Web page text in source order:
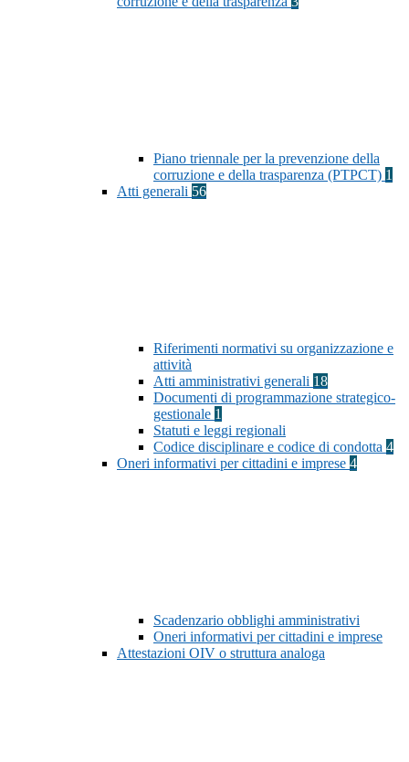
Piano triennale per la prevenzione della
corruzione e della trasparenza (PTPCT) 1
Atti generali 56
Riferimenti normativi su organizzazione e
attività
Atti amministrativi generali 18
Documenti di programmazione strategico-
gestionale 1
Statuti e leggi regionali
Codice disciplinare e codice di condotta 4
Oneri informativi per cittadini e imprese 4
Scadenzario obblighi amministrativi
Oneri informativi per cittadini e imprese
Attestazioni OIV o struttura analoga